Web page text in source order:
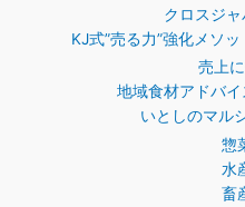
クロスジ
KJ式”売る力”強化メソ
売上
地域食材アドバ
いとしのマル
惣
水
畜